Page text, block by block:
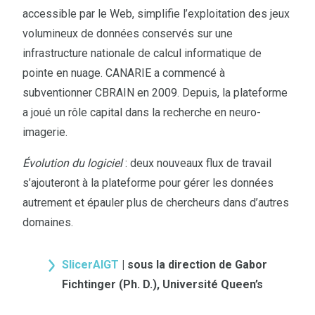
accessible par le Web, simplifie l’exploitation des jeux
volumineux de données conservés sur une
infrastructure nationale de calcul informatique de
pointe en nuage. CANARIE a commencé à
subventionner CBRAIN en 2009. Depuis, la plateforme
a joué un rôle capital dans la recherche en neuro-
imagerie.
Évolution du logiciel: deux nouveaux flux de travail
s’ajouteront à la plateforme pour gérer les données
autrement et épauler plus de chercheurs dans d’autres
domaines.
SlicerAIGT | sous la direction de Gabor
Fichtinger (Ph. D.), Université Queen’s